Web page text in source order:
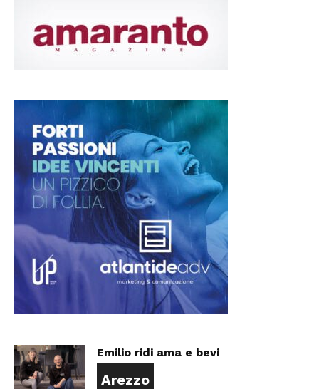
Emilio ridi ama e bevi
Arezzo